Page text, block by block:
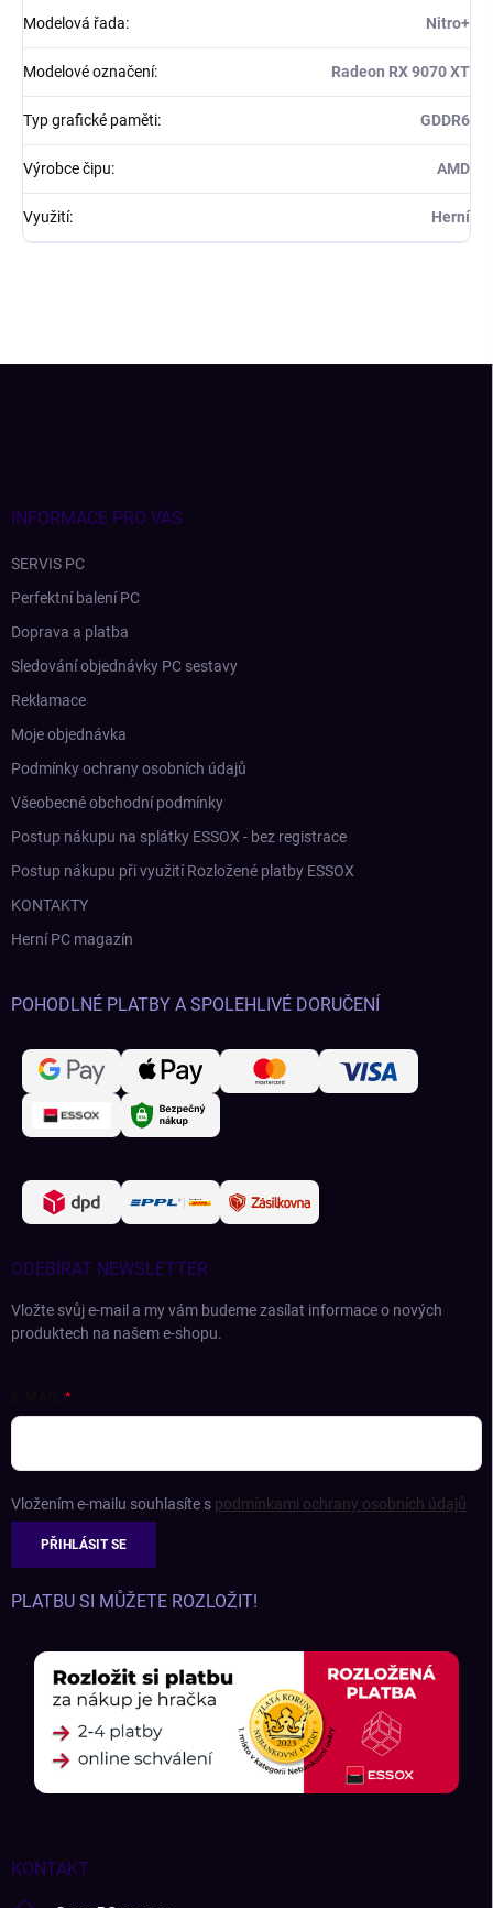
Modelová řada: Nitro+
Modelové označení: Radeon RX 9070 XT
Typ grafické paměti: GDDR6
Výrobce čipu: AMD
Využití: Herní
INFORMACE PRO VÁS
SERVIS PC
Perfektní balení PC
Doprava a platba
Sledování objednávky PC sestavy
Reklamace
Moje objednávka
Podmínky ochrany osobních údajů
Všeobecné obchodní podmínky
Postup nákupu na splátky ESSOX - bez registrace
Postup nákupu při využití Rozložené platby ESSOX
KONTAKTY
Herní PC magazín
POHODLNÉ PLATBY A SPOLEHLIVÉ DORUČENÍ
ODEBÍRAT NEWSLETTER
Vložte svůj e-mail a my vám budeme zasílat informace o nových
produktech na našem e-shopu.
Vložením e-mailu souhlasíte s podmínkami ochrany osobních údajů
PŘIHLÁSIT SE
PLATBU SI MŮŽETE ROZLOŽIT!
KONTAKT